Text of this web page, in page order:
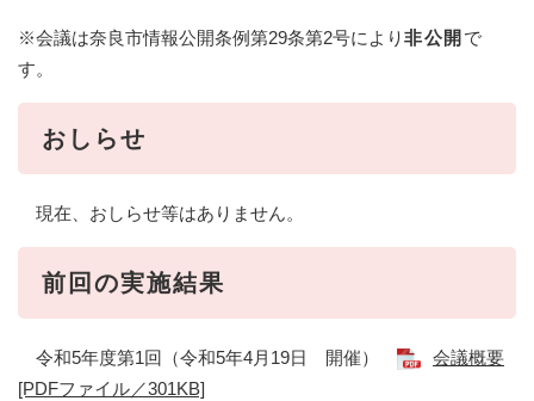
※会議は奈良市情報公開条例第29条第2号により非公開 で
す。
おしらせ
現在、おしらせ等はありません。
前回の実施結果
令和5年度第1回（令和5年4月19日 開催）
会議概要
[PDFファイル／301KB]